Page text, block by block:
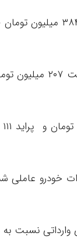
خودرو
نسبت